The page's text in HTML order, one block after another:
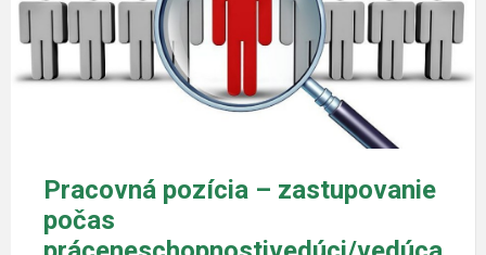
Pracovná pozícia – zastupovanie
počas